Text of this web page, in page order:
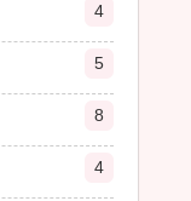
4
5
8
4